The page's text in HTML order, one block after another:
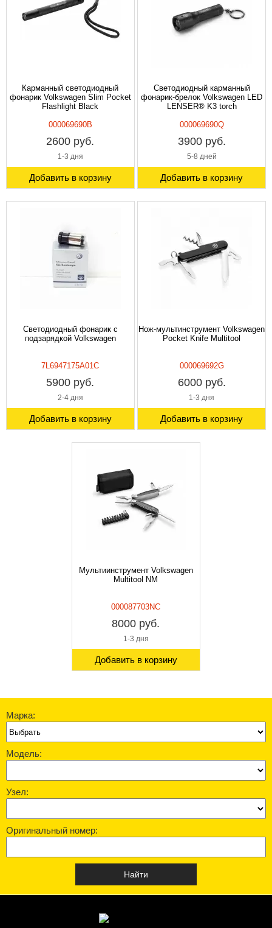
Карманный светодиодный
фонарик Volkswagen Slim Pocket
Flashlight Black
000069690B
2600 руб.
1-3 дня
Добавить в корзину
Светодиодный карманный
фонарик-брелок Volkswagen LED
LENSER® K3 torch
000069690Q
3900 руб.
5-8 дней
Добавить в корзину
Светодиодный фонарик с
подзарядкой Volkswagen
7L6947175A01C
5900 руб.
2-4 дня
Добавить в корзину
Нож-мультинструмент Volkswagen
Pocket Knife Multitool
000069692G
6000 руб.
1-3 дня
Добавить в корзину
Мультиинструмент Volkswagen
Multitool NM
000087703NC
8000 руб.
1-3 дня
Добавить в корзину
Марка:
Модель:
Узел:
Оригинальный номер: